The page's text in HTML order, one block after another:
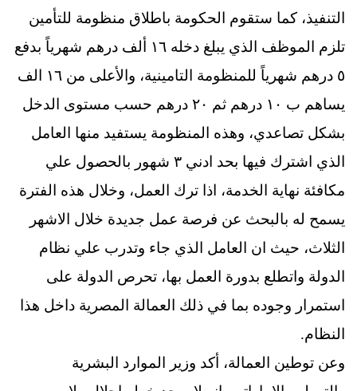
التنفيذ، كما ستقوم الحكومة باطلاق منظومة للتأمين
تلزم الموظف الذي يبلغ دخله ١٦ ألف درهم شهرياً بدفع
٥ درهم شهرياً للمنظومة التامينية، والأعلى من ١٦ الف
يساهم ب ١٠ درهم ثم ٢٠ درهم حسب مستوى الدخل
بشكل تصاعدي، وهذه المنظومة يستفيد منها العامل
الذي اشترك فيها بحد ادني ٣ شهور بالحصول علي
مكافئة نهاية الخدمة، اذا ترك العمل، وخلال هذه الفترة
يسمح له بالبحث عن فرصة عمل جديدة خلال الاشهر
الثلاث، حيث ان العامل الذي جاء وتدرب علي نظام
الدولة واتطلع بدورة العمل بها، تحرص الدولة على
استمرار وجوده بما في ذلك العمالة المصرية داخل هذا
النظام.
وعن توطين العمالة، أكد وزير الموارد البشرية